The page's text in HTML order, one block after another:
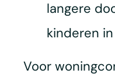
langere
kinderen
Voor